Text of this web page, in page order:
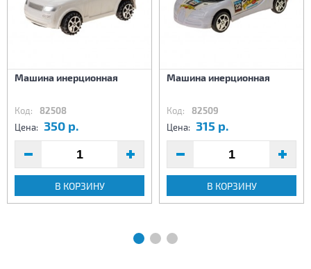
Машина инерционная
Код: 82508
Цена: 350 р.
В КОРЗИНУ
Машина инерционная
Код: 82509
Цена: 315 р.
В КОРЗИНУ